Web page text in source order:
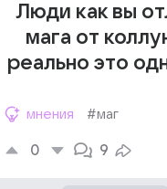
Люди как вы
мага от
реально это
мнения #маг
0 9